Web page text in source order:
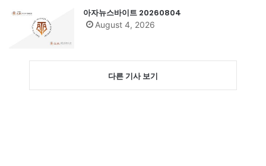
아자뉴스바이트 20260804
August 4, 2026
다른 기사 보기